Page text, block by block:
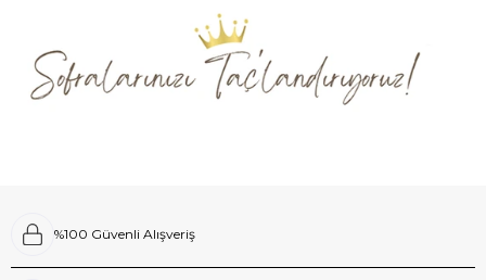
%100 Güvenli Alışveriş